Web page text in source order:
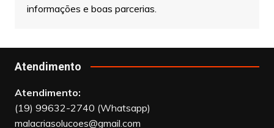
informações e boas parcerias.
Atendimento
Atendimento:
(19) 99632-2740 (Whatsapp)
malacriasolucoes@gmail.com